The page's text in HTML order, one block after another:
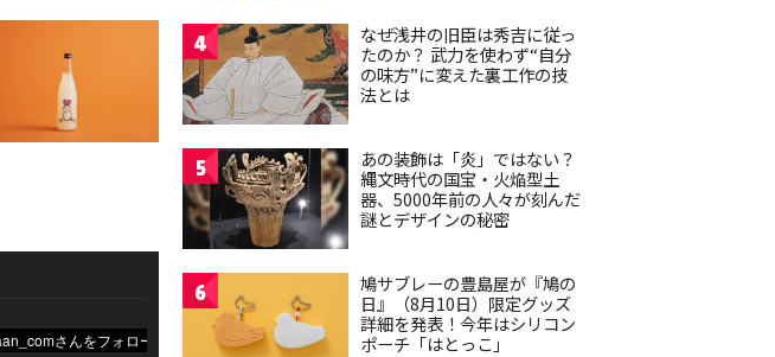
4
なぜ浅井の旧臣は秀吉に従っ
たのか？ 武力を使わず“自分
の味方”に変えた裏工作の技
法とは
5
あの装飾は「炎」ではない？
縄文時代の国宝・火焔型土
器、5000年前の人々が刻んだ
謎とデザインの秘密
6
鳩サブレーの豊島屋が『鳩の
日』（8月10日）限定グッズ
詳細を発表！今年はシリコン
ポーチ「はとっこ」